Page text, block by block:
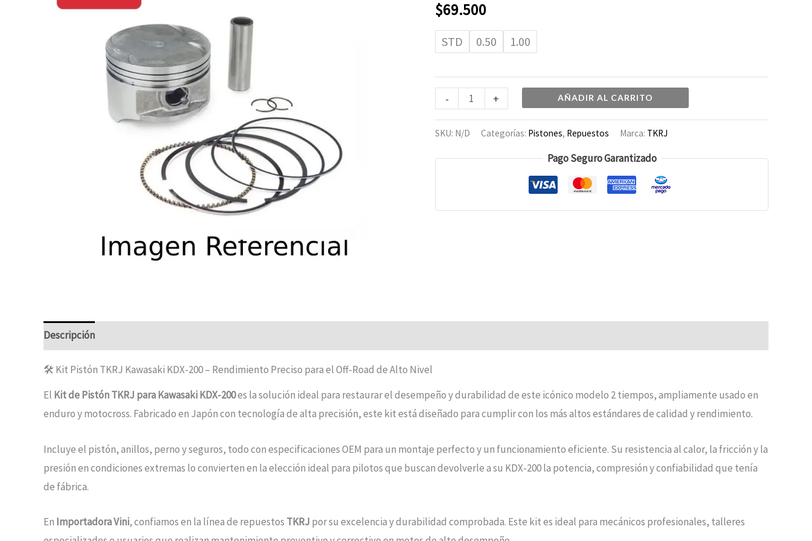
$69.500
STD 0.50 1.00
-
200
cantidad
+ AÑADIR AL CARRITO
SKU: N/D Categorías: Pistones, Repuestos Marca: TKRJ
Pago Seguro Garantizado
Descripción
🛠️ Kit Pistón TKRJ Kawasaki KDX-200 – Rendimiento Preciso para el Off-Road de Alto Nivel
El Kit de Pistón TKRJ para Kawasaki KDX-200es la solución ideal para restaurar el desempeño y durabilidad de este icónico modelo 2 tiempos, ampliamente usado en
enduro y motocross. Fabricado en Japón con tecnología de alta precisión, este kit está diseñado para cumplir con los más altos estándares de calidad y rendimiento.
Incluye el pistón, anillos, perno y seguros, todo con especificaciones OEM para un montaje perfecto y un funcionamiento eficiente. Su resistencia al calor, la fricción y la
presión en condiciones extremas lo convierten en la elección ideal para pilotos que buscan devolverle a su KDX-200 la potencia, compresión y confiabilidad que tenía
de fábrica.
En Importadora Vini, confiamos en la línea de repuestos TKRJ por su excelencia y durabilidad comprobada. Este kit es ideal para mecánicos profesionales, talleres